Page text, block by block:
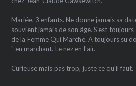
Mariée, 3 enfants. Ne donne jamais sa
souvient jamais de son âge. S'est
de la Femme Qui Marche. A toujours su
" en marchant. Le nez en l'air.
Curieuse mais pas trop, juste ce qu'il faut.